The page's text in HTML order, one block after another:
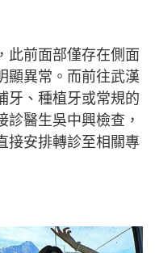
此前面部僅存在側面
顯異常。而前往武漢
牙、種植牙或常規的
醫生吳中興檢查，
接安排轉診至相關專